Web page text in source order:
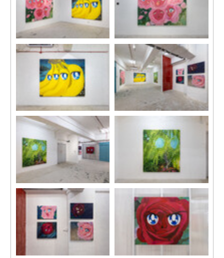
展覽現場，“春”，馬凌畫廊田
灣工作室，2023
《風》，2022
布面丙烯
168.5 x 205.4 cm
《香蕉》，2022
布面丙烯
168.5 x 205.4 cm
展覽現場，“春”，馬凌畫廊田
展覽現場，“春”，馬凌畫廊田
灣工作室，2023
《春》，2023
布面丙烯
184 x 158 cm